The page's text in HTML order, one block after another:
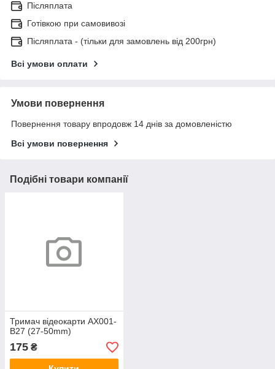
Післяплата
Готівкою при самовивозі
Післяплата - (тільки для замовлень від 200грн)
Всі умови оплати
Умови повернення
Повернення товару впродовж 14 днів за домовленістю
Всі умови повернення
Подібні товари компанії
Тримач відеокарти AX001-
B27 (27-50mm)
175 ₴